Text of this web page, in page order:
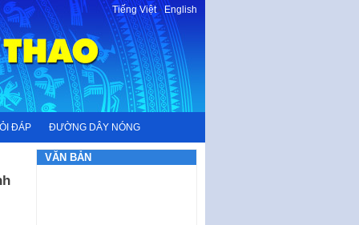
Tiếng Việt-English
ĐÁP ĐƯỜNG DÂY NÓNG
VĂN BẢN